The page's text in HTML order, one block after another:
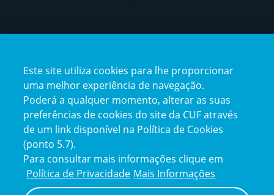
certification2certification3
Reclamações
e
elogios
Este site utiliza cookies para lhe proporcionar
uma melhor experiência de navegação.
Poderá a qualquer momento, alterar as suas
preferências de cookies do site da CUF através
de um link disponível na Política de Cookies
(ponto 5.7).
Para consultar mais informações clique em
Política de Privacidade Mais Informações